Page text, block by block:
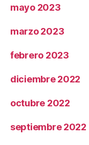
mayo 2023
marzo 2023
febrero 2023
diciembre 2022
octubre 2022
septiembre 2022